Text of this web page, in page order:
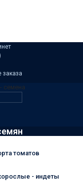
томатов
- индеты